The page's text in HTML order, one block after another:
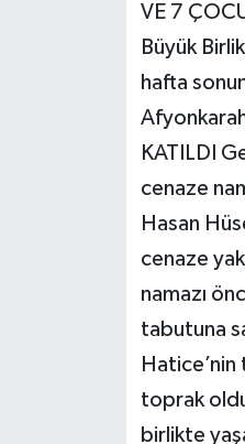
VE 7
Büyük
hafta
KATILDI
cenaze
Hasan
cenaze
namazı
tabutuna
toprak
birlikte